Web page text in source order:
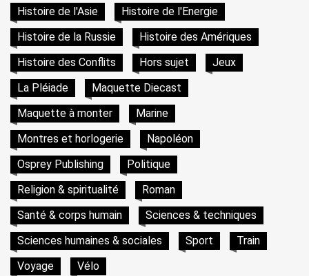
Histoire de l'Asie
Histoire de l'Energie
Histoire de la Russie
Histoire des Amériques
Histoire des Conflits
Hors sujet
Jeux
La Pléiade
Maquette Diecast
Maquette à monter
Marine
Montres et horlogerie
Napoléon
Osprey Publishing
Politique
Religion & spiritualité
Roman
Santé & corps humain
Sciences & techniques
Sciences humaines & sociales
Sport
Train
Voyage
Vélo